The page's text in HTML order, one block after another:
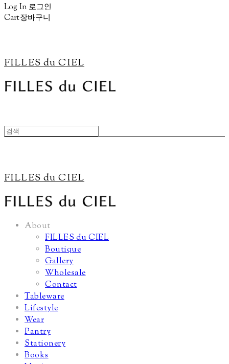
Log In 로그인
Cart장바구니
FILLES du CIEL
FILLES du CIEL
About
FILLES du CIEL
Boutique
Gallery
Wholesale
Contact
Tableware
Lifestyle
Wear
Pantry
Stationery
Books